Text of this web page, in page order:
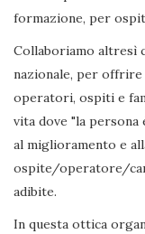
formazione, per
Collaboriamo altresì
nazionale, per offrire
operatori, ospiti e
vita dove "la persona
al miglioramento e
ospite/operatore/
adibite.
In questa ottica